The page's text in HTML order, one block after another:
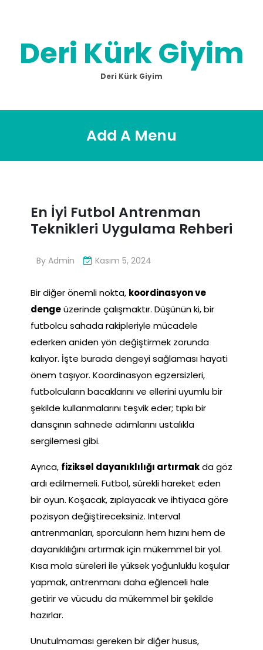
Deri Kürk Giyim
Deri Kürk Giyim
Add A Menu
En İyi Futbol Antrenman
Teknikleri Uygulama Rehberi
By Admin Kasım 5, 2024
Bir diğer önemli nokta, koordinasyon ve
dengeüzerinde çalışmaktır. Düşünün ki, bir
futbolcu sahada rakipleriyle mücadele
ederken aniden yön değiştirmek zorunda
kalıyor. İşte burada dengeyi sağlaması hayati
önem taşıyor. Koordinasyon egzersizleri,
futbolcuların bacaklarını ve ellerini uyumlu bir
şekilde kullanmalarını teşvik eder; tıpkı bir
dansçının sahnede adımlarını ustalıkla
sergilemesi gibi.
Ayrıca, fiziksel dayanıklılığı artırmakda göz
ardı edilmemeli. Futbol, sürekli hareket eden
bir oyun. Koşacak, zıplayacak ve ihtiyaca göre
pozisyon değiştireceksiniz. Interval
antrenmanları, sporcuların hem hızını hem de
dayanıklılığını artırmak için mükemmel bir yol.
Kısa mola süreleri ile yüksek yoğunluklu koşular
yapmak, antrenmanı daha eğlenceli hale
getirir ve vücudu da mükemmel bir şekilde
hazırlar.
Unutulmaması gereken bir diğer husus,